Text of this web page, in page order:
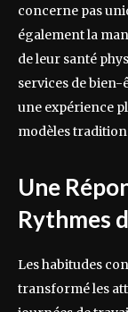
concerne pas
également la
de leur santé
services de
une expérience
modèles
Une
Rythmes
Les habitudes
transformé les